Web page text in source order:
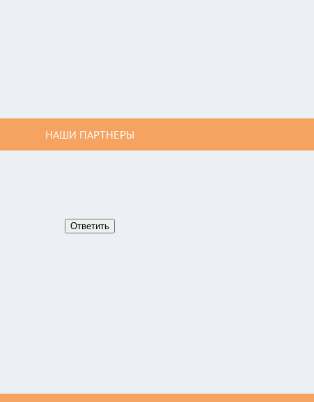
НАШИ ПАРТНЕРЫ